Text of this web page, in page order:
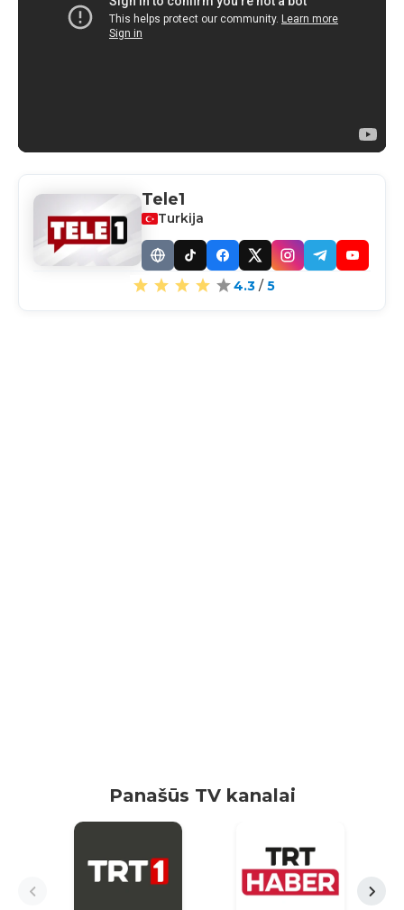
Tele1
Turkija
WebsiteTikTokFacebook
X Instagram
Telegram
4.3/ 5
Panašūs TV kanalai